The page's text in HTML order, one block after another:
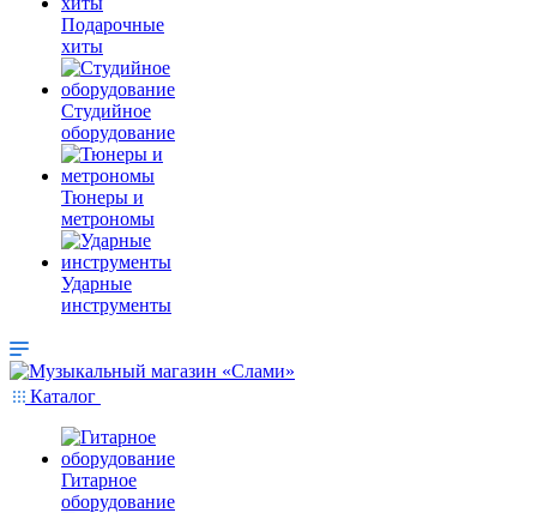
Подарочные
хиты
Студийное
оборудование
Тюнеры и
метрономы
Ударные
инструменты
Каталог
Гитарное
оборудование